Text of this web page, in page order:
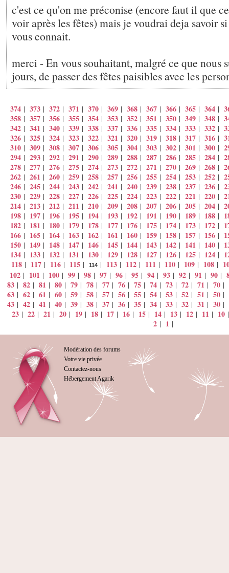
c'est ce qu'on me préconise (encore faut il que
voir après les fêtes) mais je voudrai deja savoir
vous connait.
merci - En vous souhaitant, malgré ce que nous
jours, de passer des fêtes paisibles avec les
374 | 373 | 372 | 371 | 370 | 369 | 368 | 367 | 366 | 365 | 364 |
358 | 357 | 356 | 355 | 354 | 353 | 352 | 351 | 350 | 349 | 348 |
342 | 341 | 340 | 339 | 338 | 337 | 336 | 335 | 334 | 333 | 332 |
326 | 325 | 324 | 323 | 322 | 321 | 320 | 319 | 318 | 317 | 316 |
310 | 309 | 308 | 307 | 306 | 305 | 304 | 303 | 302 | 301 | 300 |
294 | 293 | 292 | 291 | 290 | 289 | 288 | 287 | 286 | 285 | 284 |
278 | 277 | 276 | 275 | 274 | 273 | 272 | 271 | 270 | 269 | 268 |
262 | 261 | 260 | 259 | 258 | 257 | 256 | 255 | 254 | 253 | 252 |
246 | 245 | 244 | 243 | 242 | 241 | 240 | 239 | 238 | 237 | 236 |
230 | 229 | 228 | 227 | 226 | 225 | 224 | 223 | 222 | 221 | 220 |
214 | 213 | 212 | 211 | 210 | 209 | 208 | 207 | 206 | 205 | 204 |
198 | 197 | 196 | 195 | 194 | 193 | 192 | 191 | 190 | 189 | 188 |
182 | 181 | 180 | 179 | 178 | 177 | 176 | 175 | 174 | 173 | 172 |
166 | 165 | 164 | 163 | 162 | 161 | 160 | 159 | 158 | 157 | 156 |
150 | 149 | 148 | 147 | 146 | 145 | 144 | 143 | 142 | 141 | 140 |
134 | 133 | 132 | 131 | 130 | 129 | 128 | 127 | 126 | 125 | 124 |
118 | 117 | 116 | 115 | 114 | 113 | 112 | 111 | 110 | 109 | 108 |
102 | 101 | 100 | 99 | 98 | 97 | 96 | 95 | 94 | 93 | 92 | 91 | 90 |
83 | 82 | 81 | 80 | 79 | 78 | 77 | 76 | 75 | 74 | 73 | 72 | 71 | 70 |
63 | 62 | 61 | 60 | 59 | 58 | 57 | 56 | 55 | 54 | 53 | 52 | 51 | 50 |
43 | 42 | 41 | 40 | 39 | 38 | 37 | 36 | 35 | 34 | 33 | 32 | 31 | 30 |
23 | 22 | 21 | 20 | 19 | 18 | 17 | 16 | 15 | 14 | 13 | 12 | 11 | 10
2 | 1 |
Modération des forums
Votre vie privée
Contactez-nous
Hébergement Agarik